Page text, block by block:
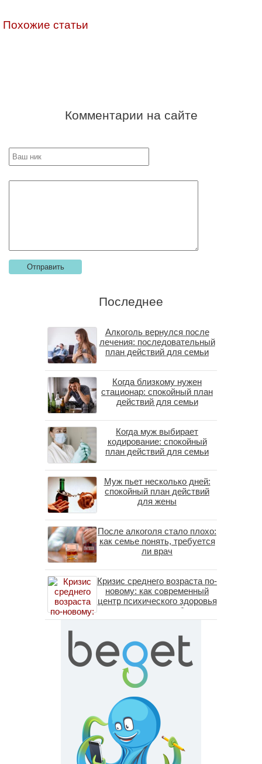
Похожие статьи
Комментарии на сайте
Последнее
Алкоголь вернулся после
лечения: последовательный
план действий для семьи
Когда близкому нужен
стационар: спокойный план
действий для семьи
Когда муж выбирает
кодирование: спокойный
план действий для семьи
Муж пьет несколько дней:
спокойный план действий
для жены
После алкоголя стало плохо:
как семье понять, требуется
ли врач
Кризис среднего возраста по-
новому: как современный
центр психического здоровья
помогает пересобрать
личность без таблеток